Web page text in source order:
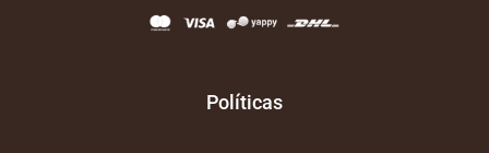
o
k a
Políticas